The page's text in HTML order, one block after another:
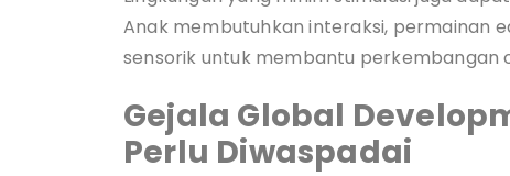
Anak membutuhkan interaksi, permainan
sensorik untuk membantu perkembangan
Gejala Global
Perlu Diwaspadai